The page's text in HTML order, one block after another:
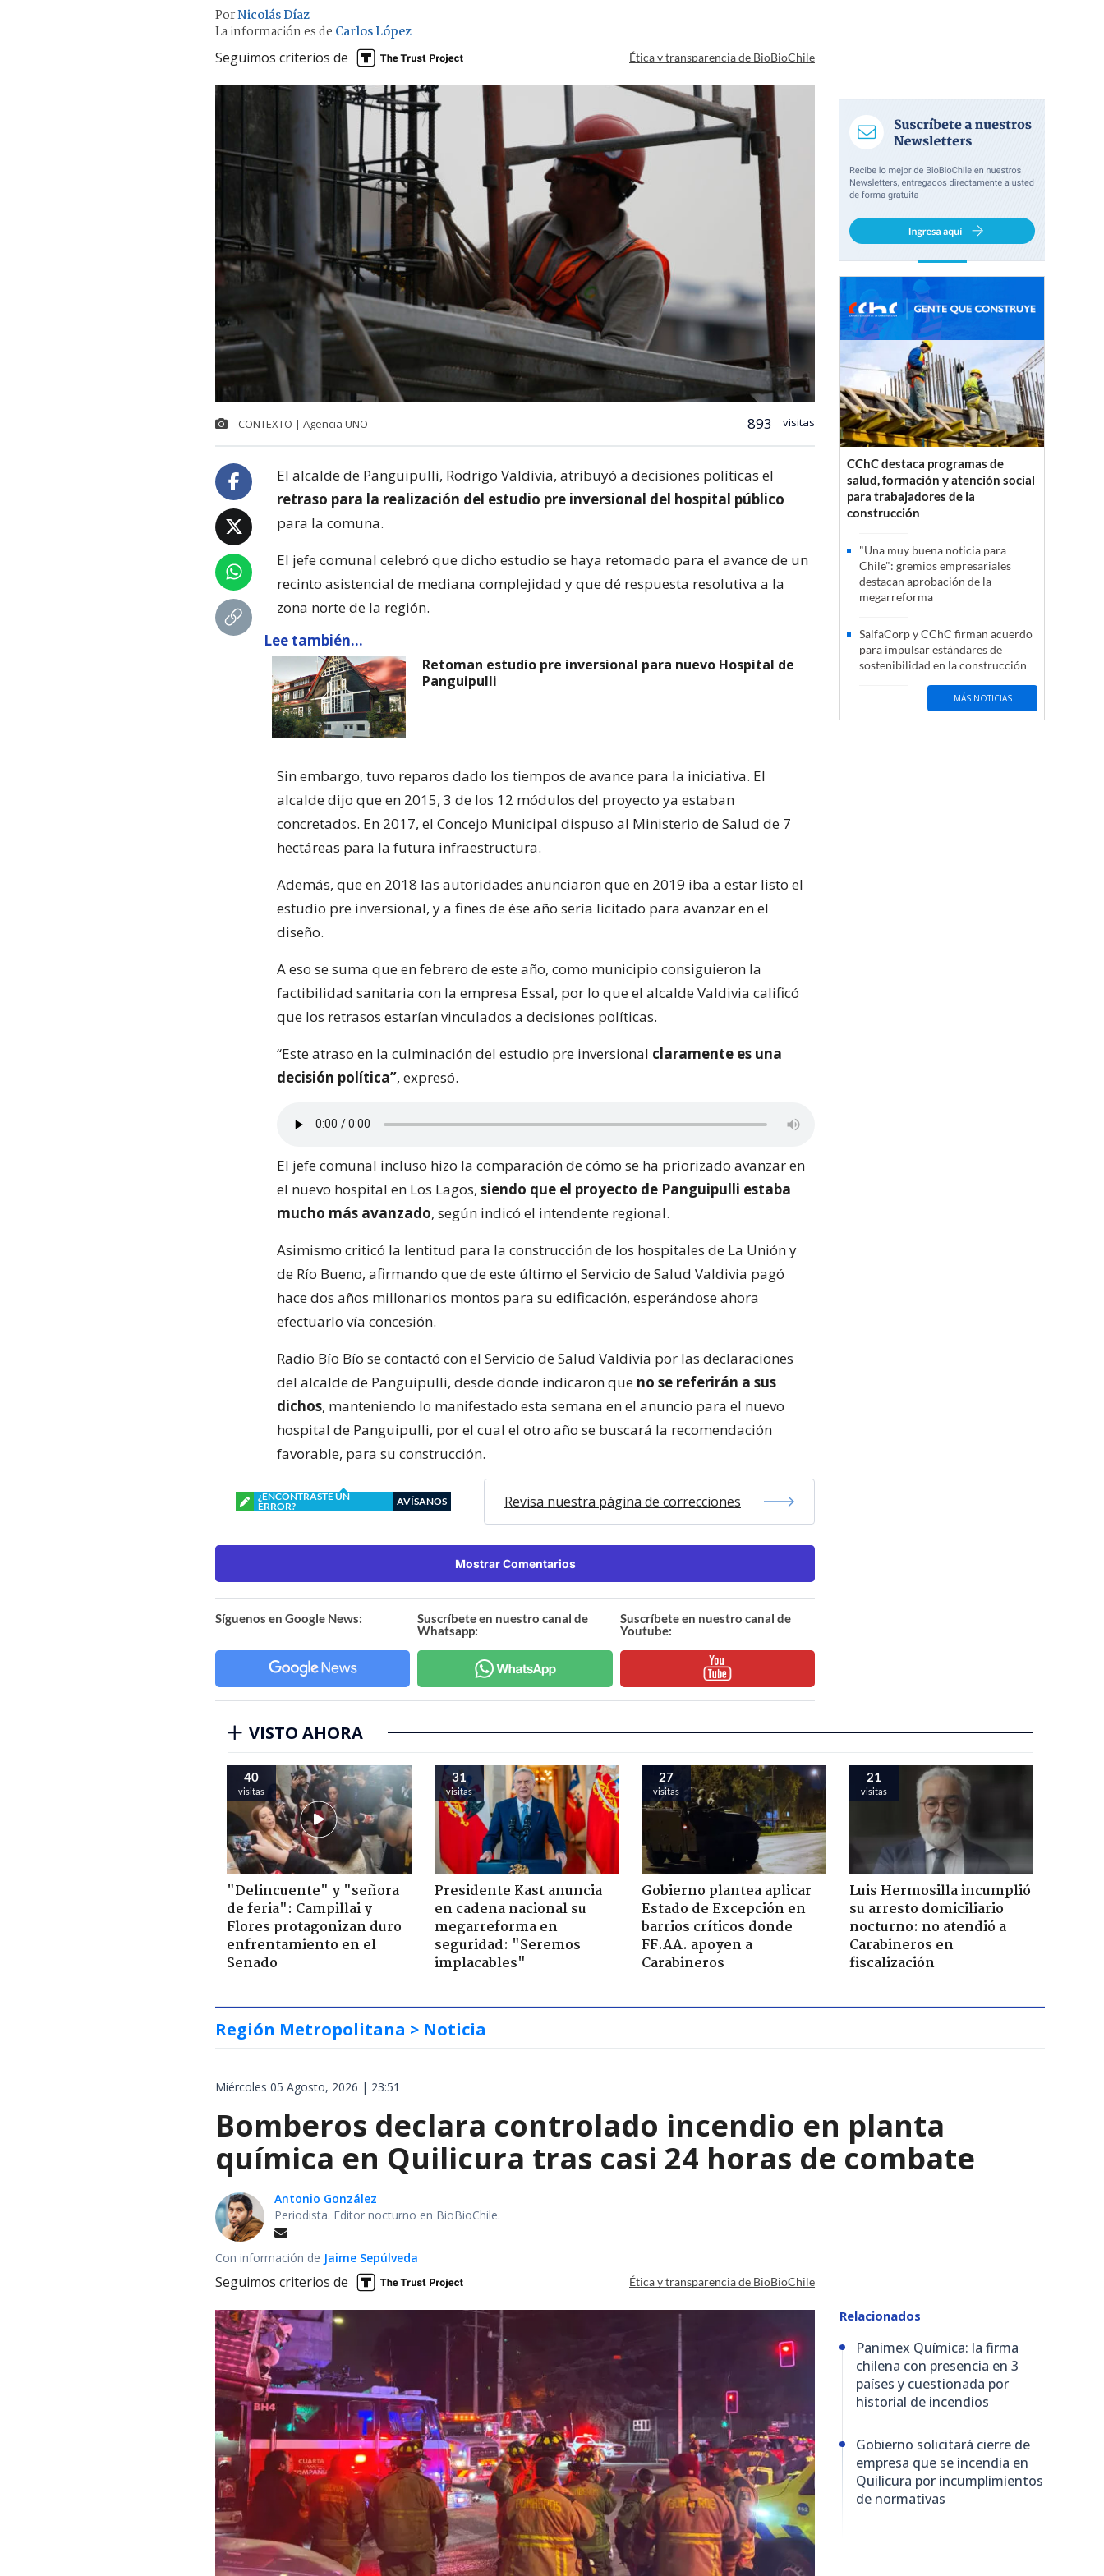
PorNicolás Díaz
La información es de Carlos López
Seguimos criterios de Ética y transparencia de BioBioChile
CONTEXTO | Agencia UNO 893 visitas
El alcalde de Panguipulli, Rodrigo Valdivia, atribuyó a decisiones políticas el
retraso para la realización del estudio pre inversional del hospital público
para la comuna.
El jefe comunal celebró que dicho estudio se haya retomado para el avance de un
recinto asistencial de mediana complejidad y que dé respuesta resolutiva a la
zona norte de la región.
Lee también...
Retoman estudio pre inversional para nuevo Hospital de
Panguipulli
Sin embargo, tuvo reparos dado los tiempos de avance para la iniciativa. El
alcalde dijo que en 2015, 3 de los 12 módulos del proyecto ya estaban
concretados. En 2017, el Concejo Municipal dispuso al Ministerio de Salud de 7
hectáreas para la futura infraestructura.
Además, que en 2018 las autoridades anunciaron que en 2019 iba a estar listo el
estudio pre inversional, y a fines de ése año sería licitado para avanzar en el
diseño.
A eso se suma que en febrero de este año, como municipio consiguieron la
factibilidad sanitaria con la empresa Essal, por lo que el alcalde Valdivia calificó
que los retrasos estarían vinculados a decisiones políticas.
“Este atraso en la culminación del estudio pre inversional claramente es una
decisión política”, expresó.
El jefe comunal incluso hizo la comparación de cómo se ha priorizado avanzar en
el nuevo hospital en Los Lagos, siendo que el proyecto de Panguipulli estaba
mucho más avanzado, según indicó el intendente regional.
Asimismo criticó la lentitud para la construcción de los hospitales de La Unión y
de Río Bueno, afirmando que de este último el Servicio de Salud Valdivia pagó
hace dos años millonarios montos para su edificación, esperándose ahora
efectuarlo vía concesión.
Radio Bío Bío se contactó con el Servicio de Salud Valdivia por las declaraciones
del alcalde de Panguipulli, desde donde indicaron que no se referirán a sus
dichos, manteniendo lo manifestado esta semana en el anuncio para el nuevo
hospital de Panguipulli, por el cual el otro año se buscará la recomendación
favorable, para su construcción.
¿ENCONTRASTE UN
ERROR?
AVÍSANOS Revisa nuestra página de correcciones
Mostrar Comentarios
Síguenos en Google News:
Suscríbete en nuestro canal de
Whatsapp:
Suscríbete en nuestro canal de
Youtube:
CChC destaca programas de
salud, formación y atención social
para trabajadores de la
construcción
"Una muy buena noticia para
Chile": gremios empresariales
destacan aprobación de la
megarreforma
SalfaCorp y CChC firman acuerdo
para impulsar estándares de
sostenibilidad en la construcción
MÁS NOTICIAS
VISTO AHORA
40
visitas
"Delincuente" y "señora
de feria": Campillai y
Flores protagonizan duro
enfrentamiento en el
Senado
31
visitas
Presidente Kast anuncia
en cadena nacional su
megarreforma en
seguridad: "Seremos
implacables"
27
visitas
Gobierno plantea aplicar
Estado de Excepción en
barrios críticos donde
FF.AA. apoyen a
Carabineros
21
visitas
Luis Hermosilla incumplió
su arresto domiciliario
nocturno: no atendió a
Carabineros en
fiscalización
Región Metropolitana > Noticia
Miércoles 05 Agosto, 2026 | 23:51
Bomberos declara controlado incendio en planta
química en Quilicura tras casi 24 horas de combate
Antonio González
Periodista. Editor nocturno en BioBioChile.
Con información de Jaime Sepúlveda
Seguimos criterios de Ética y transparencia de BioBioChile
Relacionados
Panimex Química: la firma
chilena con presencia en 3
países y cuestionada por
historial de incendios
Gobierno solicitará cierre de
empresa que se incendia en
Quilicura por incumplimientos
de normativas